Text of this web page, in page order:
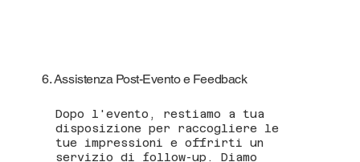
6. Assistenza Post-Evento e Feedback
Dopo l'evento, restiamo a tua
disposizione per raccogliere le
tue impressioni e offrirti un
servizio di follow-up. Diamo